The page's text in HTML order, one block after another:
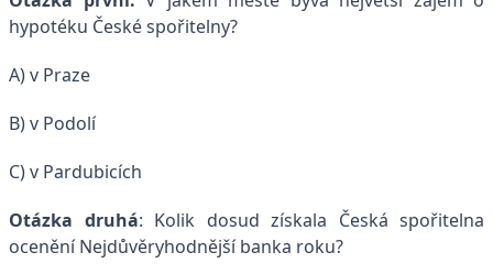
hypotéku České spořitelny?
A) v Praze
B) v Podolí
C) v Pardubicích
Otázka druhá: Kolik dosud získala Česká spořitelna
ocenění Nejdůvěryhodnější banka roku?